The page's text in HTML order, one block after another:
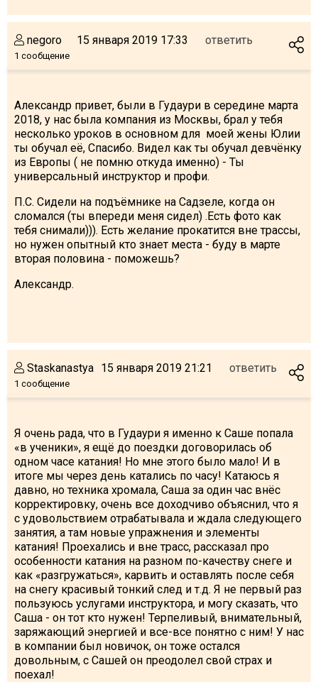
negoro
1 сообщение
15 января 2019 17:33 ответить
Александр привет, были в Гудаури в середине марта
2018, у нас была компания из Москвы, брал у тебя
несколько уроков в основном для моей жены Юлии
ты обучал её, Спасибо. Видел как ты обучал девчёнку
из Европы ( не помню откуда именно) - Ты
универсальный инструктор и профи.
П.С. Сидели на подъёмнике на Садзеле, когда он
сломался (ты впереди меня сидел) .Есть фото как
тебя снимали))). Есть желание прокатится вне трассы,
но нужен опытный кто знает места - буду в марте
вторая половина - поможешь?
Александр.
Staskanastya
1 сообщение
15 января 2019 21:21 ответить
Я очень рада, что в Гудаури я именно к Саше попала
«в ученики», я ещё до поездки договорилась об
одном часе катания! Но мне этого было мало! И в
итоге мы через день катались по часу! Катаюсь я
давно, но техника хромала, Саша за один час внёс
корректировку, очень все доходчиво объяснил, что я
с удовольствием отрабатывала и ждала следующего
занятия, а там новые упражнения и элементы
катания! Проехались и вне трасс, рассказал про
особенности катания на разном по-качеству снеге и
как «разгружаться», карвить и оставлять после себя
на снегу красивый тонкий след и т.д. Я не первый раз
пользуюсь услугами инструктора, и могу сказать, что
Саша - он тот кто нужен! Терпеливый, внимательный,
заряжающий энергией и все-все понятно с ним! У нас
в компании был новичок, он тоже остался
довольным, с Сашей он преодолел свой страх и
поехал!